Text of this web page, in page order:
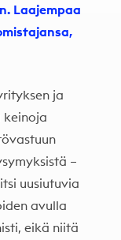
Laajempaa
ja
keinoja
–
uusiutuvia
avulla
eikä niitä